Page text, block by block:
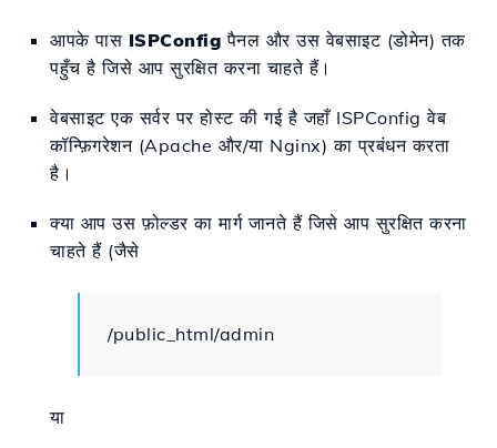
आपके पास ISPConfig पैनल और उस वेबसाइट (डोमेन) तक
पहुँच है जिसे आप सुरक्षित करना चाहते हैं।
वेबसाइट एक सर्वर पर होस्ट की गई है जहाँ ISPConfig वेब
कॉन्फ़िगरेशन (Apache और/या Nginx) का प्रबंधन करता
है।
क्या आप उस फ़ोल्डर का मार्ग जानते हैं जिसे आप सुरक्षित करना
चाहते हैं (जैसे
/public_html/admin
या